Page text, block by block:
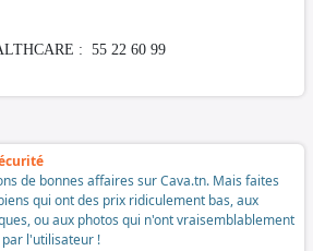
: 55 22 60 99
de bonnes affaires sur Cava.tn. Mais faites
qui ont des prix ridiculement bas, aux
ou aux photos qui n'ont vraisemblablement
l'utilisateur !